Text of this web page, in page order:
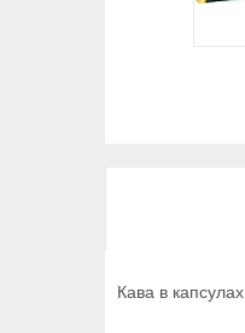
Кава в капсулах